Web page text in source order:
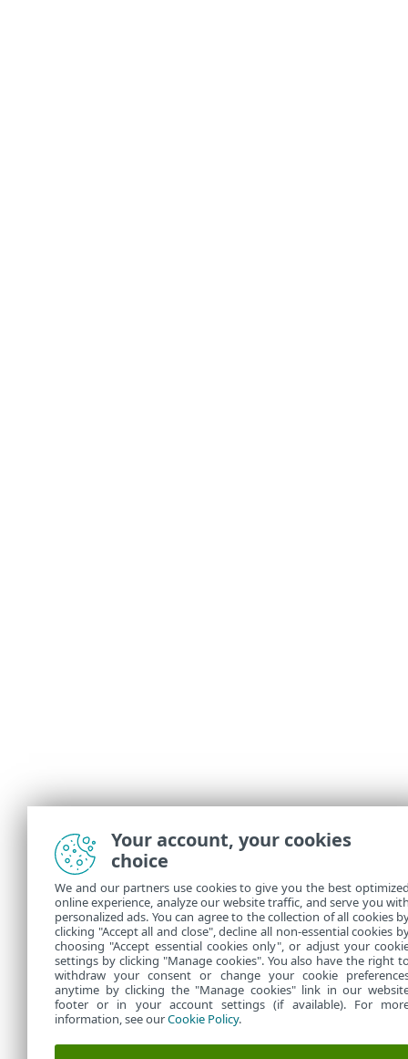
Your account, your cookies
choice
We and our partners use cookies to give you the best
online experience, analyze our website traffic, and serve you
personalized ads. You can agree to the collection of all cookies
clicking "Accept all and close", decline all non-essential cookies
choosing "Accept essential cookies only", or adjust your
settings by clicking "Manage cookies". You also have the right
withdraw your consent or change your cookie
anytime by clicking the "Manage cookies" link in our
footer or in your account settings (if available). For
information, see ourCookie Policy.